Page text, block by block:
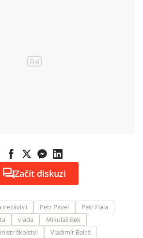
Začít diskuzi
nezávislí Petr Pavel
Petr Fiala
vláda
Mikuláš Bek
školství Vladimír Balaš